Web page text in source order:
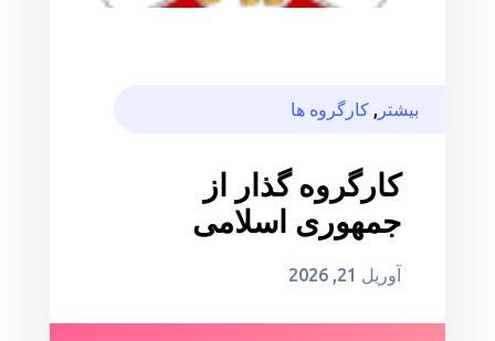
بیشتر , کارگروه ها
کارگروه گذار از
جمهوری اسلامی
آوریل 21, 2026